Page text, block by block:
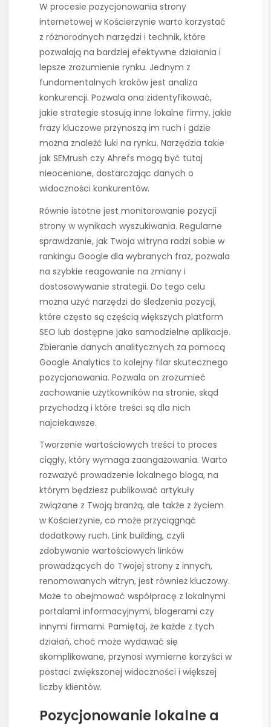
W procesie pozycjonowania strony
internetowej w Kościerzynie warto korzystać
z różnorodnych narzędzi i technik, które
pozwalają na bardziej efektywne działania i
lepsze zrozumienie rynku. Jednym z
fundamentalnych kroków jest analiza
konkurencji. Pozwala ona zidentyfikować,
jakie strategie stosują inne lokalne firmy, jakie
frazy kluczowe przynoszą im ruch i gdzie
można znaleźć luki na rynku. Narzędzia takie
jak SEMrush czy Ahrefs mogą być tutaj
nieocenione, dostarczając danych o
widoczności konkurentów.
Równie istotne jest monitorowanie pozycji
strony w wynikach wyszukiwania. Regularne
sprawdzanie, jak Twoja witryna radzi sobie w
rankingu Google dla wybranych fraz, pozwala
na szybkie reagowanie na zmiany i
dostosowywanie strategii. Do tego celu
można użyć narzędzi do śledzenia pozycji,
które często są częścią większych platform
SEO lub dostępne jako samodzielne aplikacje.
Zbieranie danych analitycznych za pomocą
Google Analytics to kolejny filar skutecznego
pozycjonowania. Pozwala on zrozumieć
zachowanie użytkowników na stronie, skąd
przychodzą i które treści są dla nich
najciekawsze.
Tworzenie wartościowych treści to proces
ciągły, który wymaga zaangażowania. Warto
rozważyć prowadzenie lokalnego bloga, na
którym będziesz publikować artykuły
związane z Twoją branżą, ale także z życiem
w Kościerzynie, co może przyciągnąć
dodatkowy ruch. Link building, czyli
zdobywanie wartościowych linków
prowadzących do Twojej strony z innych,
renomowanych witryn, jest również kluczowy.
Może to obejmować współpracę z lokalnymi
portalami informacyjnymi, blogerami czy
innymi firmami. Pamiętaj, że każde z tych
działań, choć może wydawać się
skomplikowane, przynosi wymierne korzyści w
postaci zwiększonej widoczności i większej
liczby klientów.
Pozycjonowanie lokalne a